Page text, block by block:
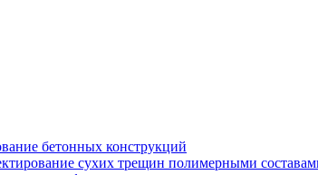
бетонных конструкций
сухих трещин полимерными